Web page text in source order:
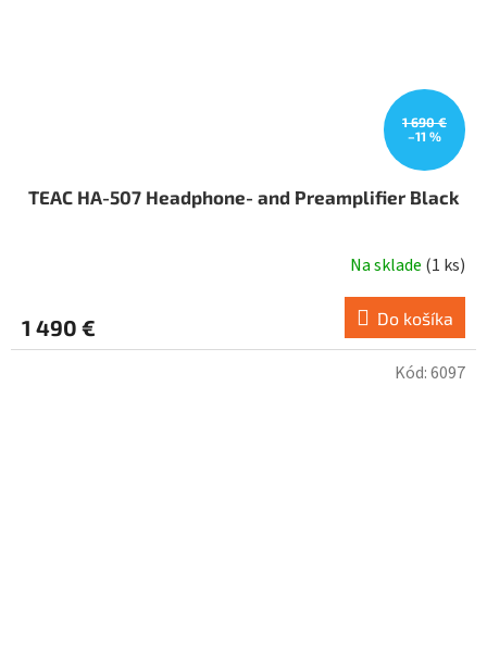
1 690 €
–11 %
TEAC HA-507 Headphone- and Preamplifier Black
Na sklade (1 ks)
1 490 € Do košíka
Kód:6097